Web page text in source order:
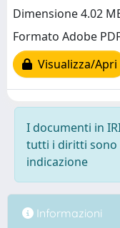
Dimensione 4.02
Formato Adobe
Visualizza/Apri
I documenti in
tutti i diritti sono
indicazione
Informazioni